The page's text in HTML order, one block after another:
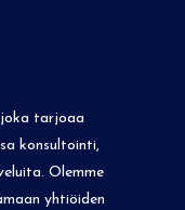
joka tarjoaa
konsultointi,
Olemme
yhtiöiden